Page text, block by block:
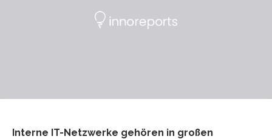
Interne IT-Netzwerke gehören in großen